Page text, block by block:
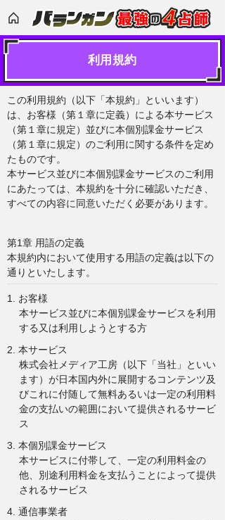
利用規約
この利用規約（以下「本規約」といいます）
は、お客様（第１章に定義）による本サービス
（第１章に規定）並びに本個別課金サービス
（第１章に規定）のご利用に関する条件を定め
たものです。
本サービス並びに本個別課金サービスのご利用
にあたっては、本規約を十分に確認いただき、
すべての内容に同意いただく必要があります。
第1章 用語の定義
本規約内において使用する用語の定義は以下の
通りといたします。
1. お客様
本サービス並びに本個別課金サービスを利用
する又は利用しようとする方
2. 本サービス
株式会社メディア工房（以下「当社」といい
ます）が日本国内外に展開するコンテンツ及
びこれに付随して無料あるいは一定の利用料
金の支払いの範囲において提供されるサービ
ス
3. 本個別課金サービス
本サービスに付帯して、一定の利用料金の
他、別途利用料金を支払うことによって提供
されるサービス
4. 通信事業者